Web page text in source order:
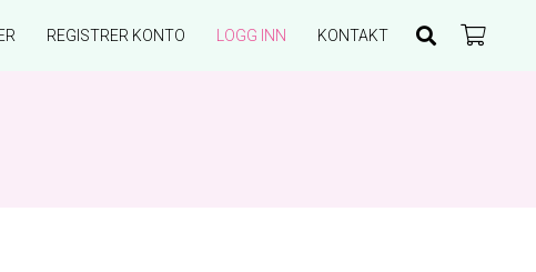
REGISTRER KONTO LOGG INN KONTAKT